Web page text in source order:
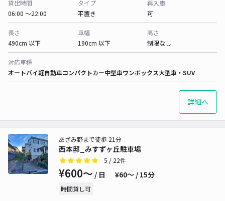
貸出時間
06:00 〜22:00
タイプ
平置き
再入庫
可
長さ
490cm 以下
車幅
190cm 以下
高さ
制限なし
対応車種
オートバイ軽自動車コンパクトカー中型車ワンボックス大型車・SUV
詳細へ
西本邸_みすずヶ丘駐車場
あざみ野まで徒歩 21分
5 / 22件
¥600〜 / 日 ¥60〜 / 15分
時間貸し可